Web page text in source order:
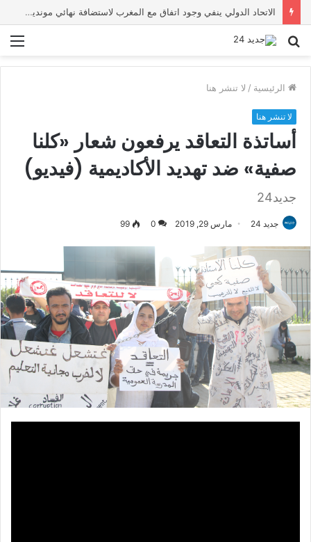
أخنوش يؤكد في المذكرة التوجيهية حول ميزانية 2027 أن ثوابت العدالة الاجتماعية والمجالية خيار استراتيجي للبلاد
بحث
الرئيسية / لا تنشر هنا
لا تنشر هنا
أساتذة التعاقد يرفعون شعار «كلنا
صفية» ضد تهديد الأكاديمية (فيديو)
جديد24
جديد 24 مارس 29, 2019 0
99